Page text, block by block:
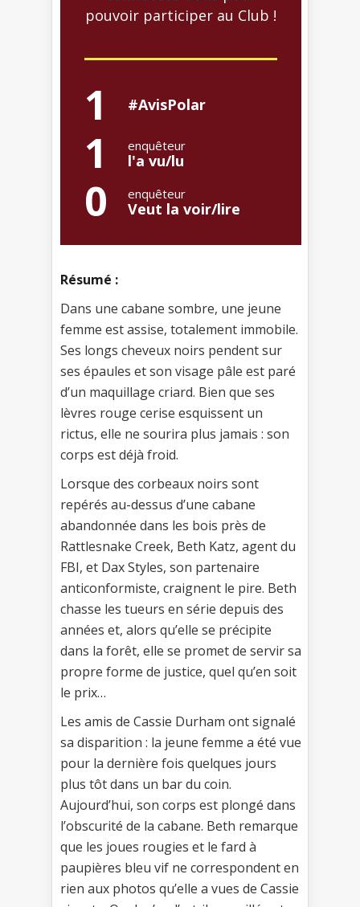
pouvoir participer au Club !
1 #AvisPolar
1 enquêteur
l'a vu/lu
0 enquêteur
Veut la voir/lire
Résumé :
Dans une cabane sombre, une jeune
femme est assise, totalement immobile.
Ses longs cheveux noirs pendent sur
ses épaules et son visage pâle est paré
d’un maquillage criard. Bien que ses
lèvres rouge cerise esquissent un
rictus, elle ne sourira plus jamais : son
corps est déjà froid.
Lorsque des corbeaux noirs sont
repérés au-dessus d’une cabane
abandonnée dans les bois près de
Rattlesnake Creek, Beth Katz, agent du
FBI, et Dax Styles, son partenaire
anticonformiste, craignent le pire. Beth
chasse les tueurs en série depuis des
années et, alors qu’elle se précipite
dans la forêt, elle se promet de servir sa
propre forme de justice, quel qu’en soit
le prix…
Les amis de Cassie Durham ont signalé
sa disparition : la jeune femme a été vue
pour la dernière fois quelques jours
plus tôt dans un bar du coin.
Aujourd’hui, son corps est plongé dans
l’obscurité de la cabane. Beth remarque
que les joues rougies et le fard à
paupières bleu vif ne correspondent en
rien aux photos qu’elle a vues de Cassie